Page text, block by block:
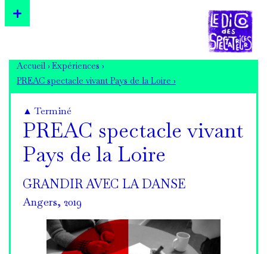
Accueil › Expériences ›
PREAC spectacle vivant Pays de la Loire ›
▲ Terminé
PREAC spectacle vivant
Pays de la Loire
GRANDIR AVEC LA DANSE
Angers, 2019